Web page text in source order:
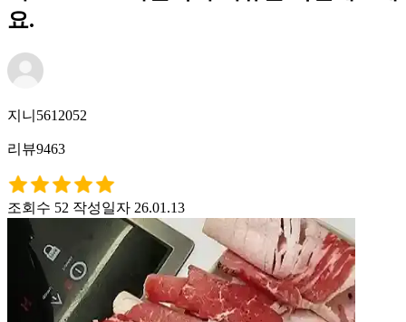
요.
지니5612052
리뷰9463
조회수 52 작성일자 26.01.13